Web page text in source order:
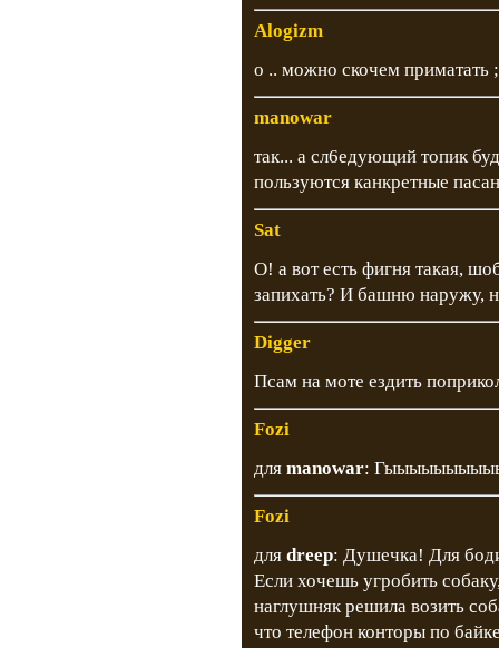
Alogizm
о .. можно скочем приматать
manowar
так... а сл6едующий топик
пользуются канкретные
Sat
О! а вот есть фигня такая,
запихать? И башню наружу,
Digger
Псам на моте ездить
Fozi
для manowar:
Fozi
для dreep: Душечка! Для
Если хочешь угробить
наглушняк решила возить
что телефон конторы по